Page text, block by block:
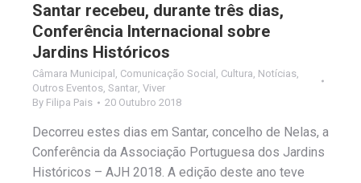
Santar recebeu, durante três dias,
Conferência Internacional sobre
Jardins Históricos
Câmara Municipal , Comunicação Social , Cultura, Notícias,
Outros Eventos, Santar, Viver
By Filipa Pais 20 Outubro 2018
Decorreu estes dias em Santar, concelho de Nelas, a
Conferência da Associação Portuguesa dos Jardins
Históricos – AJH 2018. A edição deste ano teve